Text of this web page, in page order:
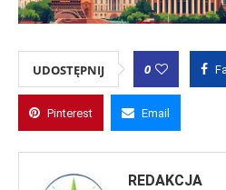
UDOSTĘPNIJ 0
Pinterest Email
REDAKCJA